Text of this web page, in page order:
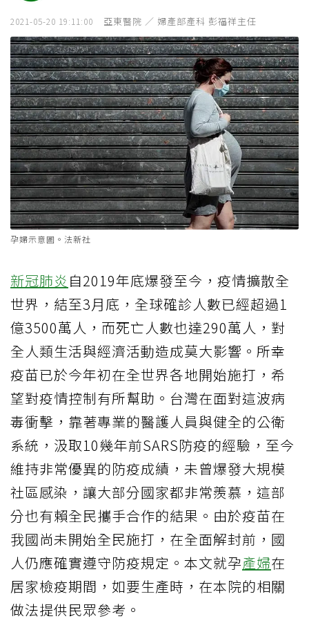
2021-05-20 19:11:00 亞東醫院 ／ 婦產部產科 彭福祥主任
孕婦示意圖。法新社
新冠肺炎 自2019年底爆發至今，疫情擴散全
世界，結至3月底，全球確診人數已經超過1
億3500萬人，而死亡人數也達290萬人，對
全人類生活與經濟活動造成莫大影響。所幸
疫苗已於今年初在全世界各地開始施打，希
望對疫情控制有所幫助。台灣在面對這波病
毒衝擊，靠著專業的醫護人員與健全的公衛
系統，汲取10幾年前SARS防疫的經驗，至今
維持非常優異的防疫成績，未曾爆發大規模
社區感染，讓大部分國家都非常羨慕，這部
分也有賴全民攜手合作的結果。由於疫苗在
我國尚未開始全民施打，在全面解封前，國
人仍應確實遵守防疫規定。本文就孕產婦在
居家檢疫期間，如要生產時，在本院的相關
做法提供民眾參考。